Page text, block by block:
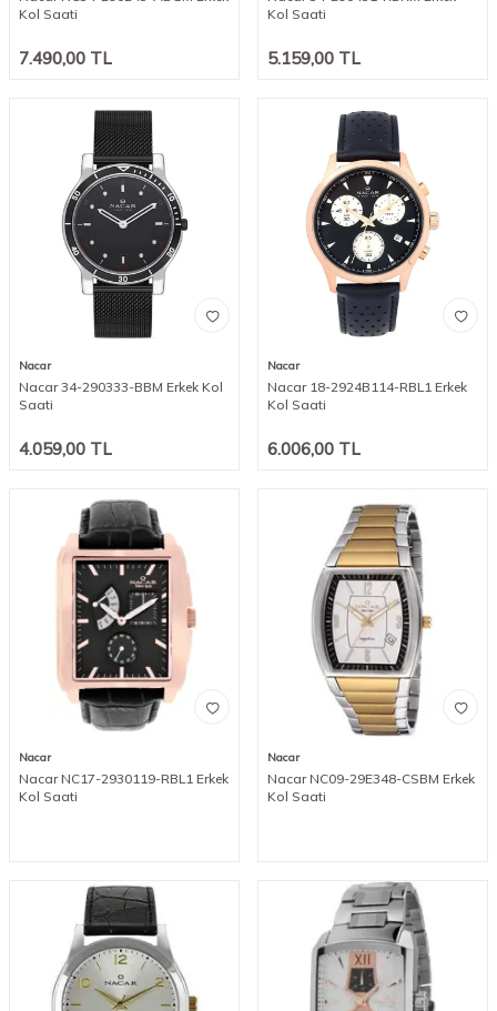
Kol Saati
7.490,00 TL
Kol Saati
5.159,00 TL
Nacar
Nacar 34-290333-BBM Erkek Kol
Saati
4.059,00 TL
Nacar
Nacar 18-2924B114-RBL1 Erkek
Kol Saati
6.006,00 TL
Nacar
Nacar NC17-2930119-RBL1 Erkek
Kol Saati
Nacar
Nacar NC09-29E348-CSBM Erkek
Kol Saati